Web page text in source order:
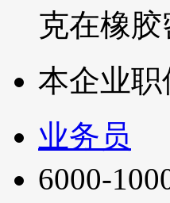
克在橡
本企业职
业务员
6000-